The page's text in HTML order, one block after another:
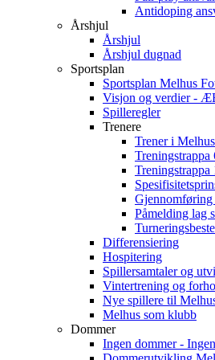
Antidoping
Årshjul
Årshjul
Årshjul dugnad
Sportsplan
Sportsplan Melhus
Visjon og verdier -
Spilleregler
Trenere
Trener i
Treningstrappa
Treningstrappa
Påmelding lag
Differensiering
Hospitering
Spillersamtaler og
Vintertrening og
Nye spillere til
Melhus som klubb
Dommer
Ingen dommer -